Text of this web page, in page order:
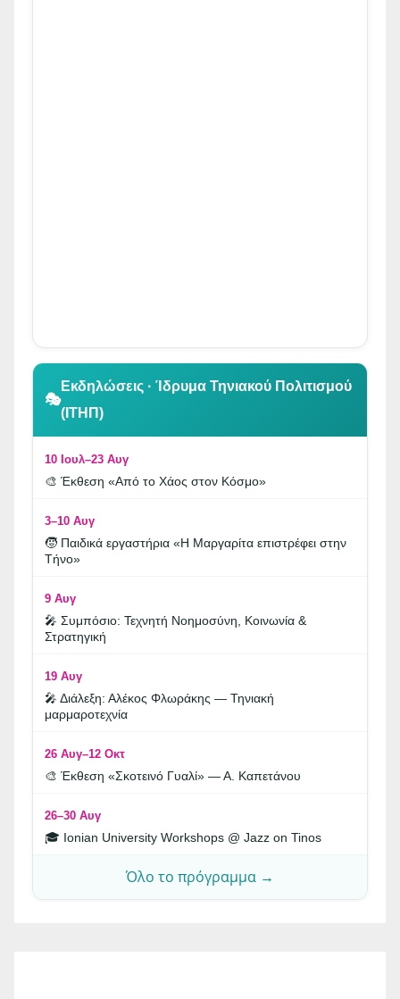
👆 Κλικ για περιήγηση
🎭
Εκδηλώσεις · Ίδρυμα Τηνιακού Πολιτισμού
(ΙΤΗΠ)
10 Ιουλ–23 Αυγ
🎨 Έκθεση «Από το Χάος στον Κόσμο»
3–10 Αυγ
🧒 Παιδικά εργαστήρια «Η Μαργαρίτα επιστρέφει στην
Τήνο»
9 Αυγ
🎤 Συμπόσιο: Τεχνητή Νοημοσύνη, Κοινωνία &
Στρατηγική
19 Αυγ
🎤 Διάλεξη: Αλέκος Φλωράκης — Τηνιακή
μαρμαροτεχνία
26 Αυγ–12 Οκτ
🎨 Έκθεση «Σκοτεινό Γυαλί» — Α. Καπετάνου
26–30 Αυγ
🎓 Ionian University Workshops @ Jazz on Tinos
Όλο το πρόγραμμα →